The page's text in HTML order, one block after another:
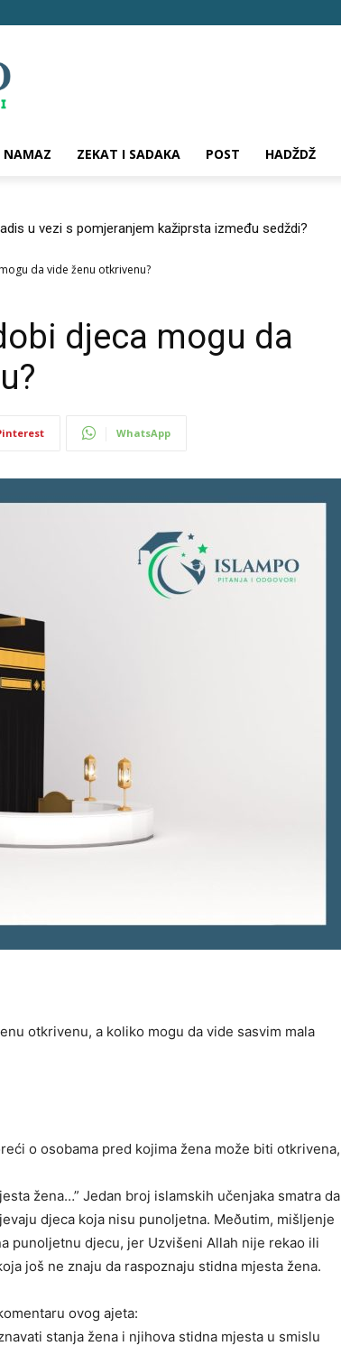
NAMAZ ZEKAT I SADAKA POST HADŽDŽ
u vezi s pomjeranjem kažiprsta između sedždi?
da vide ženu otkrivenu?
djeca mogu da
WhatsApp
otkrivenu, a koliko mogu da vide sasvim mala
o osobama pred kojima žena može biti otkrivena,
žena…” Jedan broj islamskih učenjaka smatra da
djeca koja nisu punoljetna. Meðutim, mišljenje
punoljetnu djecu, jer Uzvišeni Allah nije rekao ili
još ne znaju da raspoznaju stidna mjesta žena.
ovog ajeta:
stanja žena i njihova stidna mjesta u smislu